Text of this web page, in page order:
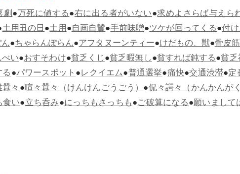
劇●万死に値する●右に出る者がいない●求めよさらば与えら
土用丑の日●土用●自画自賛●手前味噌●ツケが回ってくる●付
●ちゃらんぽらん●アフタヌーンティー●けだもの、獣●骨皮
い●おすそわけ●貧乏くじ●貧乏暇無し●貧すれば鈍する●貧
●パワースポット●レクイエム●普通選挙●痛快●交通渋滞●定
々●喧々囂々（けんけんごうごう）●侃々諤々（かんかんが
食い●立ち呑み●にっちもさっちも●ご破算になる●願いまして